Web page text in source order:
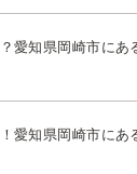
愛知県岡崎市にあ
愛知県岡崎市にあ